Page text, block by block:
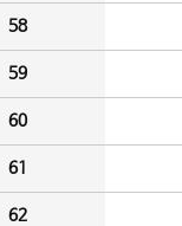
58
59
60
61
62